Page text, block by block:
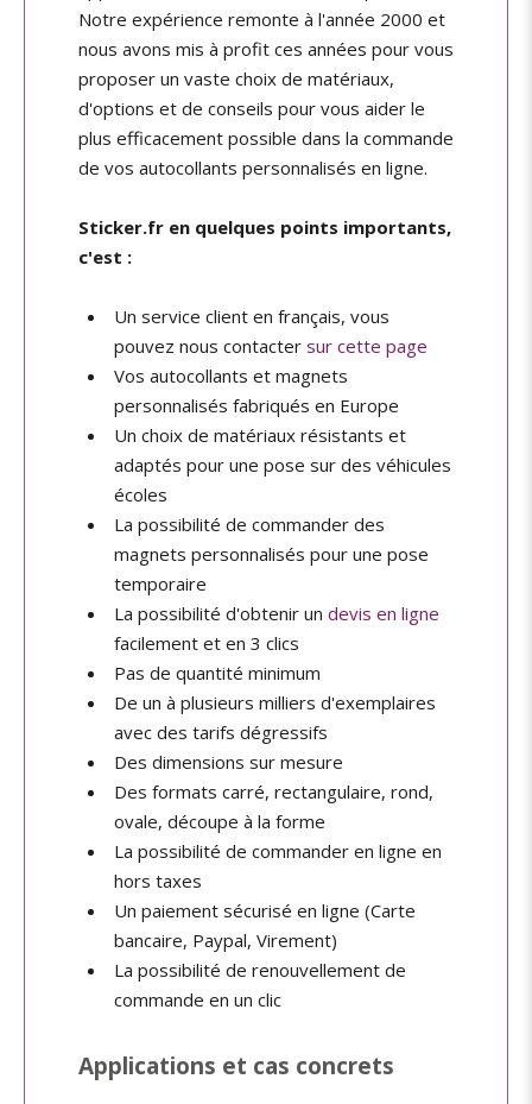
Notre expérience remonte à l'année 2000 et
nous avons mis à profit ces années pour vous
proposer un vaste choix de matériaux,
d'options et de conseils pour vous aider le
plus efficacement possible dans la commande
de vos autocollants personnalisés en ligne.
Sticker.fr en quelques points importants,
c'est :
Un service client en français, vous
pouvez nous contacter sur cette page
Vos autocollants et magnets
personnalisés fabriqués en Europe
Un choix de matériaux résistants et
adaptés pour une pose sur des véhicules
écoles
La possibilité de commander des
magnets personnalisés pour une pose
temporaire
La possibilité d'obtenir un devis en ligne
facilement et en 3 clics
Pas de quantité minimum
De un à plusieurs milliers d'exemplaires
avec des tarifs dégressifs
Des dimensions sur mesure
Des formats carré, rectangulaire, rond,
ovale, découpe à la forme
La possibilité de commander en ligne en
hors taxes
Un paiement sécurisé en ligne (Carte
bancaire, Paypal, Virement)
La possibilité de renouvellement de
commande en un clic
Applications et cas concrets